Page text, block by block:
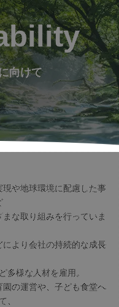
向けて
や地球環境に配慮した事
な取り組みを行っていま
より会社の持続的な成長
多様な人材を雇用。
の運営や、子ども食堂へ
、